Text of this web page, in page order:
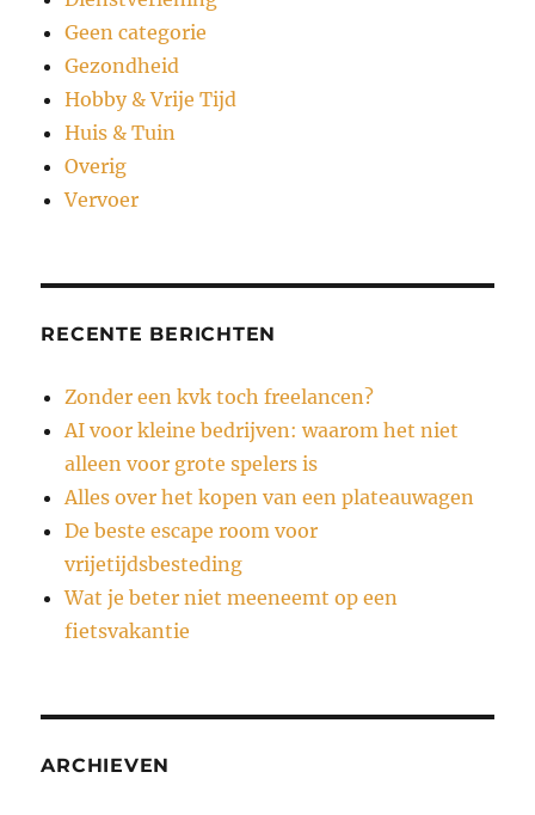
Geen categorie
Gezondheid
Hobby & Vrije Tijd
Huis & Tuin
Overig
Vervoer
RECENTE BERICHTEN
Zonder een kvk toch freelancen?
AI voor kleine bedrijven: waarom het niet
alleen voor grote spelers is
Alles over het kopen van een plateauwagen
De beste escape room voor
vrijetijdsbesteding
Wat je beter niet meeneemt op een
fietsvakantie
ARCHIEVEN